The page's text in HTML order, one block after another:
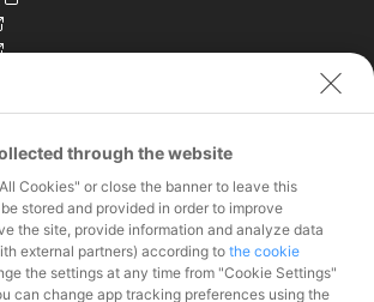
through the website
Cookies" or close the banner to leave this
stored and provided in order to improve
the site, provide information and analyze data
external partners) according to the cookie
the settings at any time from "Cookie Settings"
can change app tracking preferences using the